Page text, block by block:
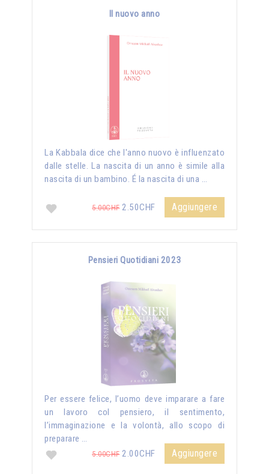
Il nuovo anno
La Kabbala dice che l'anno nuovo è influenzato
dalle stelle. La nascita di un anno è simile alla
nascita di un bambino. É la nascita di una …
5.00CHF2.50CHF Aggiungere
Pensieri Quotidiani 2023
Per essere felice, l’uomo deve imparare a fare
un lavoro col pensiero, il sentimento,
l’immaginazione e la volontà, allo scopo di
preparare …
5.00CHF2.00CHF Aggiungere